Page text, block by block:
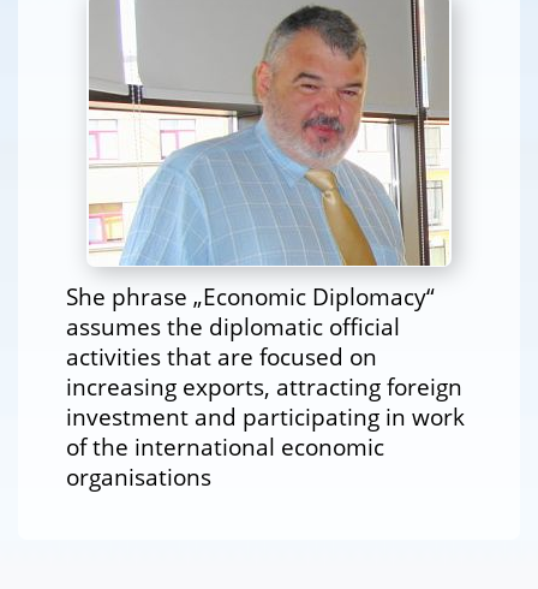
She phrase „Economic Diplomacy“
assumes the diplomatic official
activities that are focused on
increasing exports, attracting foreign
investment and participating in work
of the international economic
organisations